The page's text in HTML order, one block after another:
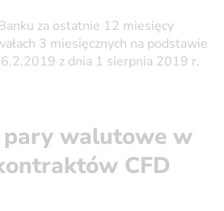
za ostatnie 12 miesięcy
3 miesięcznych na podstawie
z dnia 1 sierpnia 2019 r.
walutowe w
CFD